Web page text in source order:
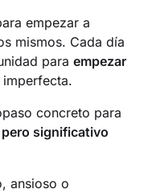
empezar a
mismos. Cada día
paraempezar
concreto para
significativo
ansioso o